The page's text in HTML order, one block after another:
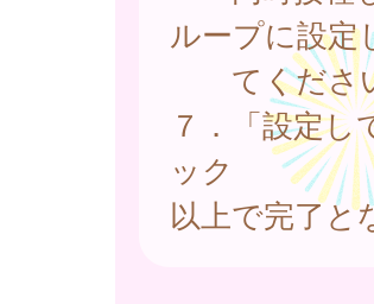
ループに設定
てくださ
７．「設定
ック
以上で完了と